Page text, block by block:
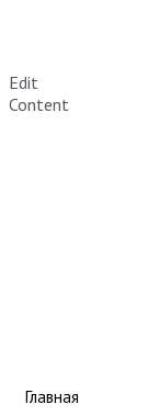
Edit
Content
Главная